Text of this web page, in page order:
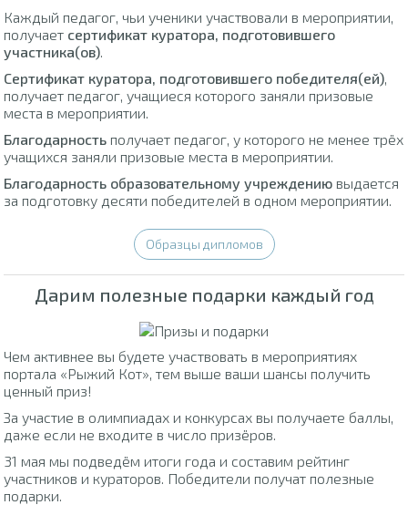
Каждый педагог, чьи ученики участвовали в мероприятии,
получает сертификат куратора, подготовившего
участника(ов).
Сертификат куратора, подготовившего победителя(ей),
получает педагог, учащиеся которого заняли призовые
места в мероприятии.
Благодарность получает педагог, у которого не менее трёх
учащихся заняли призовые места в мероприятии.
Благодарность образовательному учреждению выдается
за подготовку десяти победителей в одном мероприятии.
Образцы дипломов
Дарим полезные подарки каждый год
Чем активнее вы будете участвовать в мероприятиях
портала «Рыжий Кот», тем выше ваши шансы получить
ценный приз!
За участие в олимпиадах и конкурсах вы получаете баллы,
даже если не входите в число призёров.
31 мая мы подведём итоги года и составим рейтинг
участников и кураторов. Победители получат полезные
подарки.